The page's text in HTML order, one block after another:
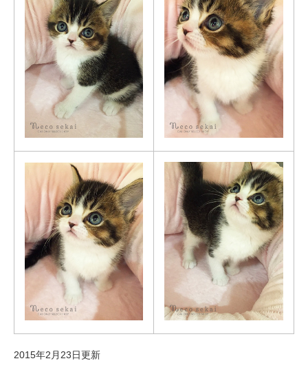
2015年2月23日更新